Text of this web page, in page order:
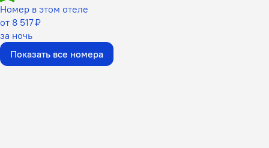
Номер в этом отеле
от 8 517 ₽
за ночь
Показать все номера